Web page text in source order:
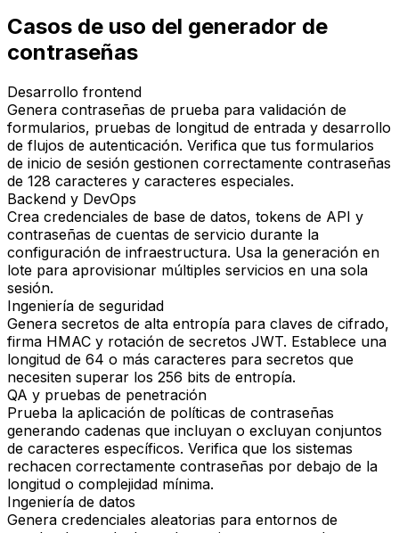
Casos de uso del generador de
contraseñas
Desarrollo frontend
Genera contraseñas de prueba para validación de
formularios, pruebas de longitud de entrada y desarrollo
de flujos de autenticación. Verifica que tus formularios
de inicio de sesión gestionen correctamente contraseñas
de 128 caracteres y caracteres especiales.
Backend y DevOps
Crea credenciales de base de datos, tokens de API y
contraseñas de cuentas de servicio durante la
configuración de infraestructura. Usa la generación en
lote para aprovisionar múltiples servicios en una sola
sesión.
Ingeniería de seguridad
Genera secretos de alta entropía para claves de cifrado,
firma HMAC y rotación de secretos JWT. Establece una
longitud de 64 o más caracteres para secretos que
necesiten superar los 256 bits de entropía.
QA y pruebas de penetración
Prueba la aplicación de políticas de contraseñas
generando cadenas que incluyan o excluyan conjuntos
de caracteres específicos. Verifica que los sistemas
rechacen correctamente contraseñas por debajo de la
longitud o complejidad mínima.
Ingeniería de datos
Genera credenciales aleatorias para entornos de